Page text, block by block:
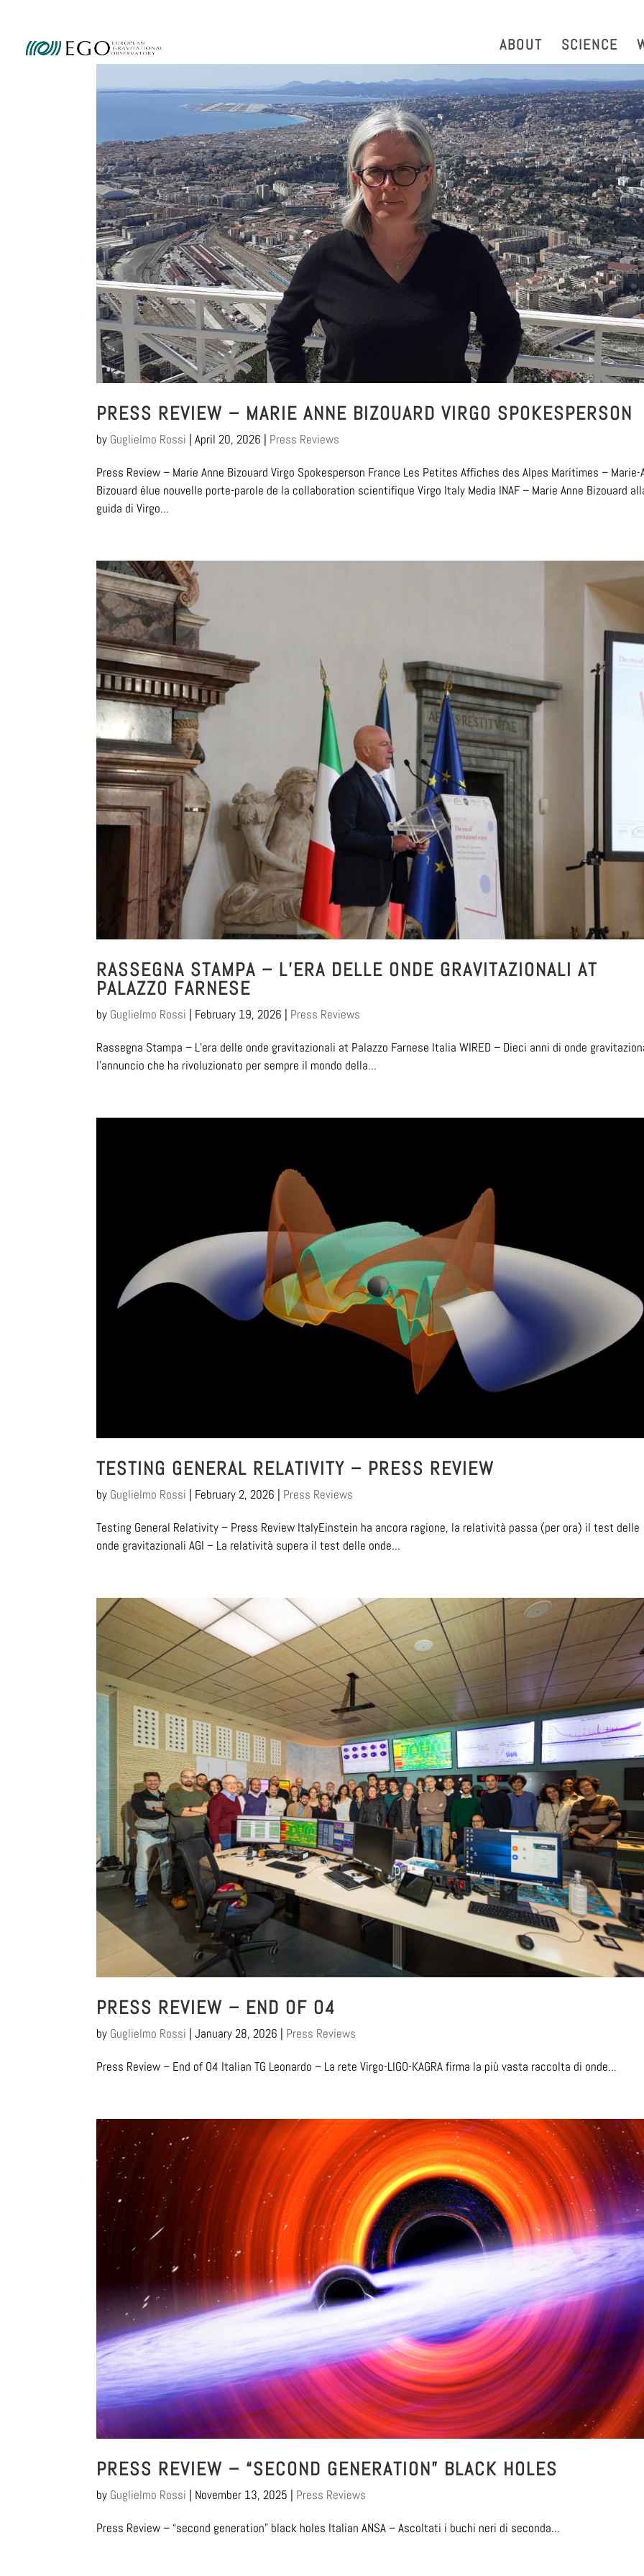
ABOUT SCIENCE
PRESS REVIEW – MARIE ANNE BIZOUARD VIRGO SPOKESPERSON
by Guglielmo Rossi |April 20, 2026 | Press Reviews
Press Review – Marie Anne Bizouard Virgo Spokesperson France Les Petites Affiches des Alpes Maritimes – Marie-
Bizouard élue nouvelle porte-parole de la collaboration scientifique Virgo Italy Media INAF – Marie Anne Bizouard
guida di Virgo...
RASSEGNA STAMPA – L’ERA DELLE ONDE GRAVITAZIONALI AT
PALAZZO FARNESE
by Guglielmo Rossi | February 19, 2026 | Press Reviews
Rassegna Stampa – L’era delle onde gravitazionali at Palazzo Farnese Italia WIRED – Dieci anni di onde
l’annuncio che ha rivoluzionato per sempre il mondo della...
TESTING GENERAL RELATIVITY – PRESS REVIEW
by Guglielmo Rossi | February 2, 2026 | Press Reviews
Testing General Relativity – Press Review ItalyEinstein ha ancora ragione, la relatività passa (per ora) il test delle
onde gravitazionali AGI – La relatività supera il test delle onde...
PRESS REVIEW – END OF O4
by Guglielmo Rossi |January 28, 2026 | Press Reviews
Press Review – End of O4 Italian TG Leonardo – La rete Virgo-LIGO-KAGRA firma la più vasta raccolta di onde...
PRESS REVIEW – “SECOND GENERATION” BLACK HOLES
by Guglielmo Rossi | November 13, 2025 | Press Reviews
Press Review – “second generation” black holes Italian ANSA – Ascoltati i buchi neri di seconda...